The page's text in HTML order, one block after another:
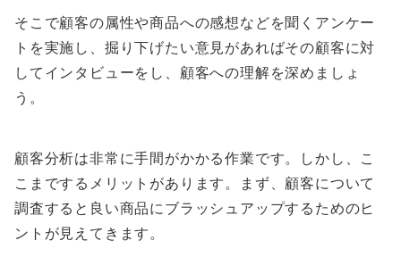
そこで顧客の属性や商品への感想などを聞くアンケー
トを実施し、掘り下げたい意見があればその顧客に対
してインタビューをし、顧客への理解を深めましょ
う。
顧客分析は非常に手間がかかる作業です。しかし、こ
こまでするメリットがあります。まず、顧客について
調査すると良い商品にブラッシュアップするためのヒ
ントが見えてきます。